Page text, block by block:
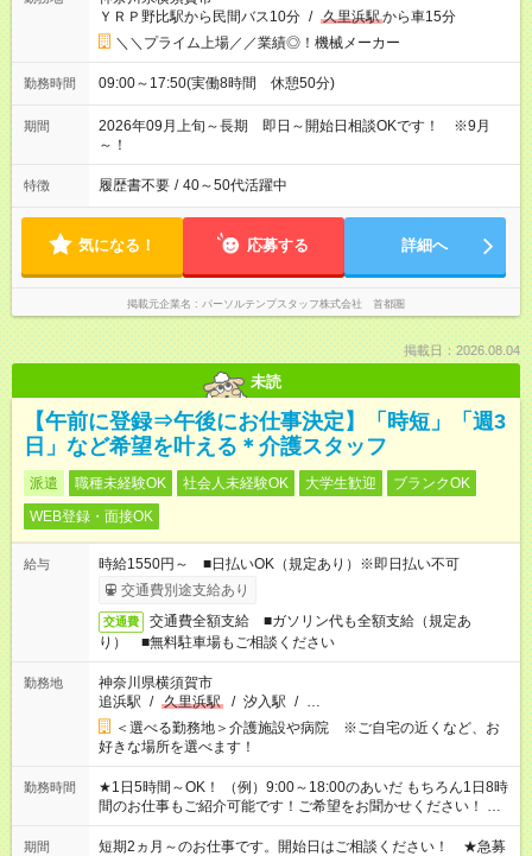
ＹＲＰ野比駅から民間バス10分 / 久里浜駅から車15分
＼＼プライム上場／／業績◎！機械メーカー
勤務時間 09:00～17:50(実働8時間 休憩50分)
期間
2026年09月上旬～長期 即日～開始日相談OKです！ ※9月
～！
特徴 履歴書不要 / 40～50代活躍中
気になる！ 応募する 詳細へ
掲載元企業名 パーソルテンプスタッフ株式会社 首都圏
掲載日：2026.08.04
未読
【午前に登録⇒午後にお仕事決定】「時短」「週3
日」など希望を叶える＊介護スタッフ
派遣 職種未経験OK 社会人未経験OK 大学生歓迎
ブランクOK
WEB登録・面接OK
給与
時給1550円～ ■日払いOK（規定あり）※即日払い不可
交通費別途支給あり
交通費
交通費全額支給 ■ガソリン代も全額支給（規定あ
り） ■無料駐車場もご相談ください
勤務地
神奈川県横須賀市
追浜駅 / 久里浜駅 / 汐入駅 / …
＜選べる勤務地＞介護施設や病院 ※ご自宅の近くなど、お
好きな場所を選べます！
勤務時間
★1日5時間～OK！ （例）9:00～18:00のあいだ もちろん1日8時
間のお仕事もご紹介可能です！ご希望をお聞かせください！ ※
週最低15時間以上の勤務が必要です
期間
短期2ヵ月～のお仕事です。開始日はご相談ください！ ★急募